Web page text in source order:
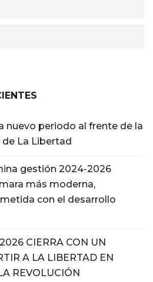
nuevo periodo al frente de la
La Libertad
gestión 2024-2026
más moderna,
con el desarrollo
CIERRA CON UN
A LA LIBERTAD EN
REVOLUCIÓN